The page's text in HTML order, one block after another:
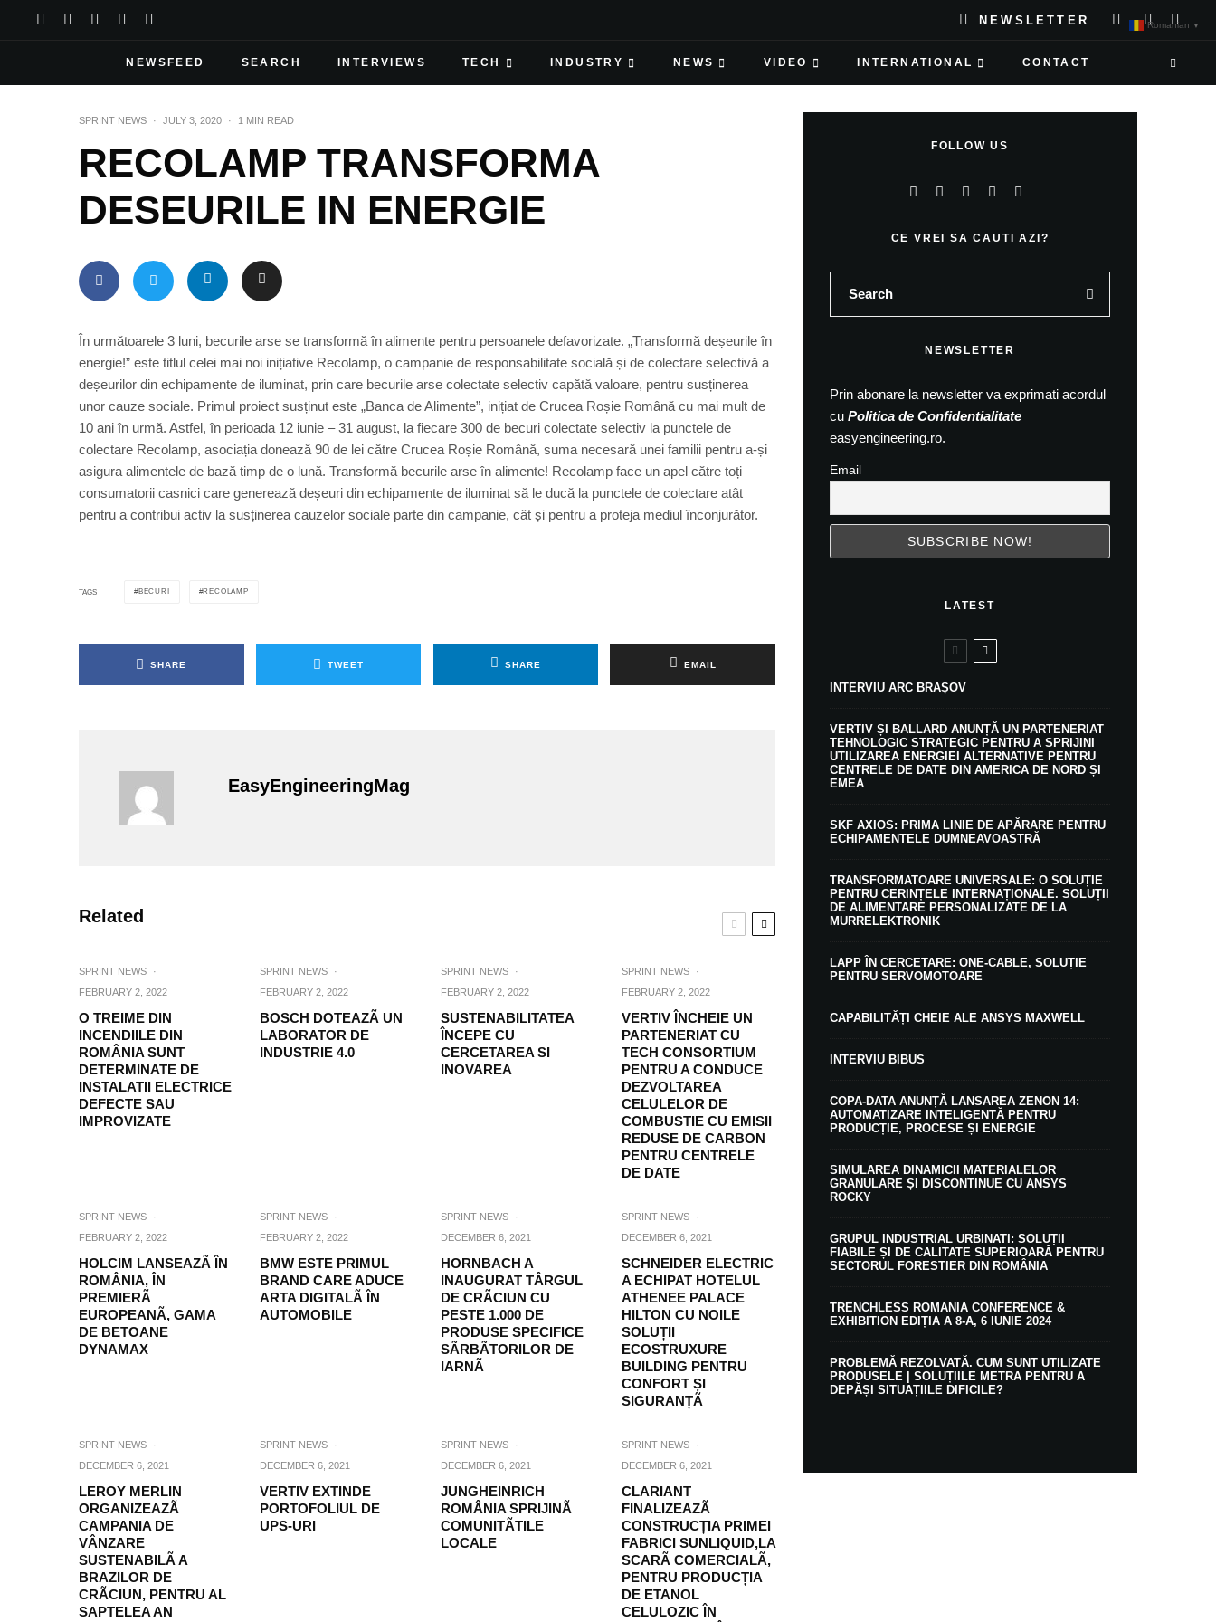
NEWSLETTER
NEWSFEED SEARCH INTERVIEWS TECH INDUSTRY NEWS VIDEO INTERNATIONAL CONTACT
SPRINT NEWS · JULY 3, 2020 · 1 MIN READ
RECOLAMP TRANSFORMA
DESEURILE IN ENERGIE
În următoarele 3 luni, becurile arse se transformă în alimente pentru persoanele defavorizate. „Transformă deșeurile în
energie!” este titlul celei mai noi inițiative Recolamp, o campanie de responsabilitate socială și de colectare selectivă a
deșeurilor din echipamente de iluminat, prin care becurile arse colectate selectiv capătă valoare, pentru susținerea
unor cauze sociale. Primul proiect susținut este „Banca de Alimente”, inițiat de Crucea Roșie Română cu mai mult de
10 ani în urmă. Astfel, în perioada 12 iunie – 31 august, la fiecare 300 de becuri colectate selectiv la punctele de
colectare Recolamp, asociația donează 90 de lei către Crucea Roșie Română, suma necesară unei familii pentru a-și
asigura alimentele de bază timp de o lună. Transformă becurile arse în alimente! Recolamp face un apel către toți
consumatorii casnici care generează deșeuri din echipamente de iluminat să le ducă la punctele de colectare atât
pentru a contribui activ la susținerea cauzelor sociale parte din campanie, cât și pentru a proteja mediul înconjurător.
TAGS BECURI RECOLAMP
SHARE TWEET SHARE EMAIL
EasyEngineeringMag
Related
SPRINT NEWS
·
FEBRUARY 2, 2022
O TREIME DIN
INCENDIILE DIN
ROMÂNIA SUNT
DETERMINATE DE
INSTALATII ELECTRICE
DEFECTE SAU
IMPROVIZATE
SPRINT NEWS
·
FEBRUARY 2, 2022
BOSCH DOTEAZÃ UN
LABORATOR DE
INDUSTRIE 4.0
SPRINT NEWS
·
FEBRUARY 2, 2022
SUSTENABILITATEA
ÎNCEPE CU
CERCETAREA SI
INOVAREA
SPRINT NEWS
·
FEBRUARY 2, 2022
VERTIV ÎNCHEIE UN
PARTENERIAT CU
TECH CONSORTIUM
PENTRU A CONDUCE
DEZVOLTAREA
CELULELOR DE
COMBUSTIE CU EMISII
REDUSE DE CARBON
PENTRU CENTRELE
DE DATE
SPRINT NEWS
·
FEBRUARY 2, 2022
HOLCIM LANSEAZÃ ÎN
ROMÂNIA, ÎN
PREMIERÃ
EUROPEANÃ, GAMA
DE BETOANE
DYNAMAX
SPRINT NEWS
·
FEBRUARY 2, 2022
BMW ESTE PRIMUL
BRAND CARE ADUCE
ARTA DIGITALÃ ÎN
AUTOMOBILE
SPRINT NEWS
·
DECEMBER 6, 2021
HORNBACH A
INAUGURAT TÂRGUL
DE CRÃCIUN CU
PESTE 1.000 DE
PRODUSE SPECIFICE
SÃRBÃTORILOR DE
IARNÃ
SPRINT NEWS
·
DECEMBER 6, 2021
SCHNEIDER ELECTRIC
A ECHIPAT HOTELUL
ATHENEE PALACE
HILTON CU NOILE
SOLUȚII
ECOSTRUXURE
BUILDING PENTRU
CONFORT ȘI
SIGURANȚÃ
SPRINT NEWS
·
DECEMBER 6, 2021
LEROY MERLIN
ORGANIZEAZÃ
CAMPANIA DE
VÂNZARE
SUSTENABILÃ A
BRAZILOR DE
CRÃCIUN, PENTRU AL
SAPTELEA AN
SPRINT NEWS
·
DECEMBER 6, 2021
VERTIV EXTINDE
PORTOFOLIUL DE
UPS-URI
SPRINT NEWS
·
DECEMBER 6, 2021
JUNGHEINRICH
ROMÂNIA SPRIJINÃ
COMUNITÃTILE
LOCALE
SPRINT NEWS
·
DECEMBER 6, 2021
CLARIANT
FINALIZEAZÃ
CONSTRUCȚIA PRIMEI
FABRICI SUNLIQUID,LA
SCARÃ COMERCIALÃ,
PENTRU PRODUCȚIA
DE ETANOL
CELULOZIC ÎN
FOLLOW US
CE VREI SA CAUTI AZI?
NEWSLETTER
Prin abonare la newsletter va exprimati acordul
cu Politica de Confidentialitate
easyengineering.ro.
Email
LATEST
INTERVIU ARC BRAȘOV
VERTIV ȘI BALLARD ANUNȚĂ UN PARTENERIAT
TEHNOLOGIC STRATEGIC PENTRU A SPRIJINI
UTILIZAREA ENERGIEI ALTERNATIVE PENTRU
CENTRELE DE DATE DIN AMERICA DE NORD ȘI
EMEA
SKF AXIOS: PRIMA LINIE DE APĂRARE PENTRU
ECHIPAMENTELE DUMNEAVOASTRĂ
TRANSFORMATOARE UNIVERSALE: O SOLUȚIE
PENTRU CERINȚELE INTERNAȚIONALE. SOLUȚII
DE ALIMENTARE PERSONALIZATE DE LA
MURRELEKTRONIK
LAPP ÎN CERCETARE: ONE-CABLE, SOLUȚIE
PENTRU SERVOMOTOARE
CAPABILITĂȚI CHEIE ALE ANSYS MAXWELL
INTERVIU BIBUS
COPA-DATA ANUNȚĂ LANSAREA ZENON 14:
AUTOMATIZARE INTELIGENTĂ PENTRU
PRODUCȚIE, PROCESE ȘI ENERGIE
SIMULAREA DINAMICII MATERIALELOR
GRANULARE ȘI DISCONTINUE CU ANSYS
ROCKY
GRUPUL INDUSTRIAL URBINATI: SOLUȚII
FIABILE ȘI DE CALITATE SUPERIOARĂ PENTRU
SECTORUL FORESTIER DIN ROMÂNIA
TRENCHLESS ROMANIA CONFERENCE &
EXHIBITION EDIȚIA A 8-A, 6 IUNIE 2024
PROBLEMĂ REZOLVATĂ. CUM SUNT UTILIZATE
PRODUSELE | SOLUȚIILE METRA PENTRU A
DEPĂȘI SITUAȚIILE DIFICILE?
Romanian ▼